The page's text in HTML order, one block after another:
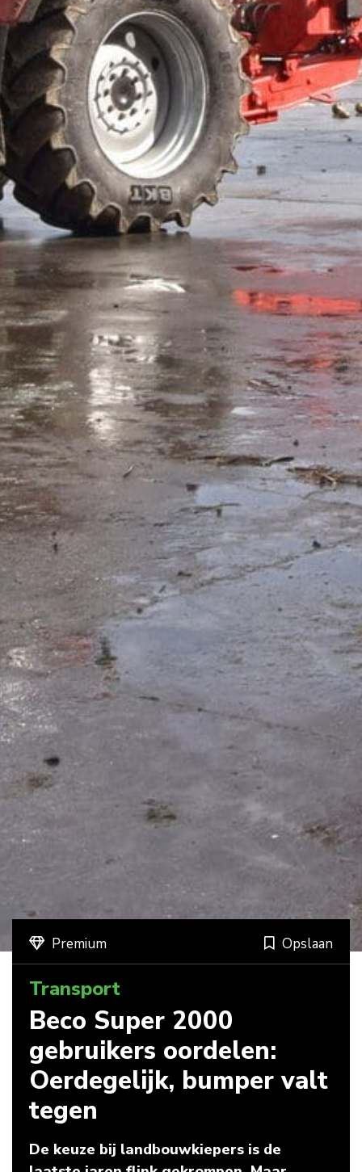
Premium Opslaan
Transport
Beco Super 2000
gebruikers oordelen:
Oerdegelijk, bumper valt
tegen
De keuze bij landbouwkiepers is de